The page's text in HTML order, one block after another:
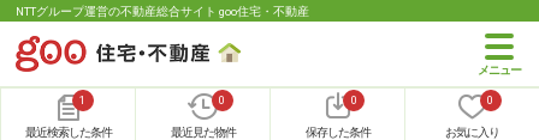
NTTグループ運営の不動産総合サイト goo住宅・不動産
1
最近検索した条件
0
最近見た物件
0
保存した条件
0
お気に入り